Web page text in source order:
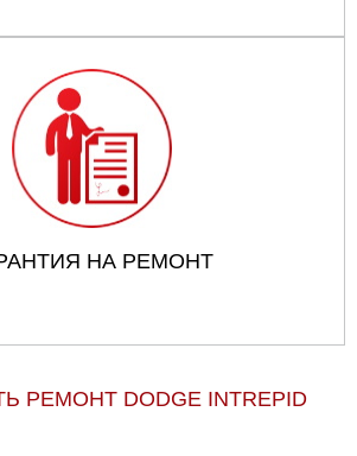
НА РЕМОНТ
РЕМОНТ DODGE INTREPID